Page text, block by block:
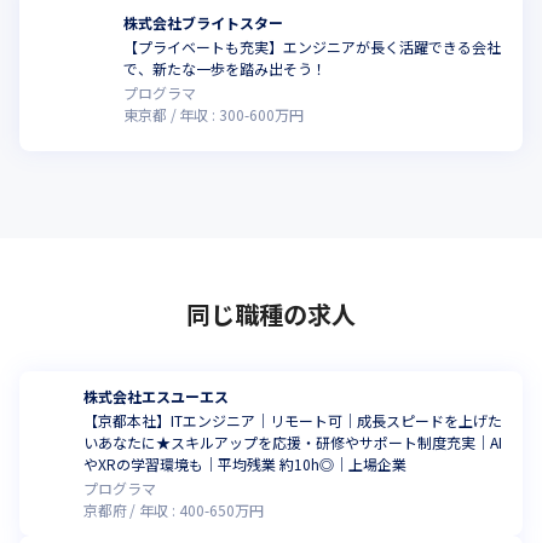
株式会社ブライトスター
【プライベートも充実】エンジニアが長く活躍できる会社
で、新たな一歩を踏み出そう！
プログラマ
東京都
年収 : 300-600万円
同じ職種の求人
株式会社エスユーエス
【京都本社】ITエンジニア｜リモート可｜成長スピードを上げた
いあなたに★スキルアップを応援・研修やサポート制度充実｜AI
やXRの学習環境も｜平均残業 約10h◎｜上場企業
プログラマ
京都府
年収 : 400-650万円